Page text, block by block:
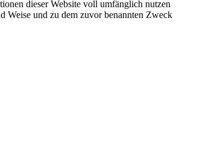
dieser Website voll umfänglich nutzen
Weise und zu dem zuvor benannten Zweck